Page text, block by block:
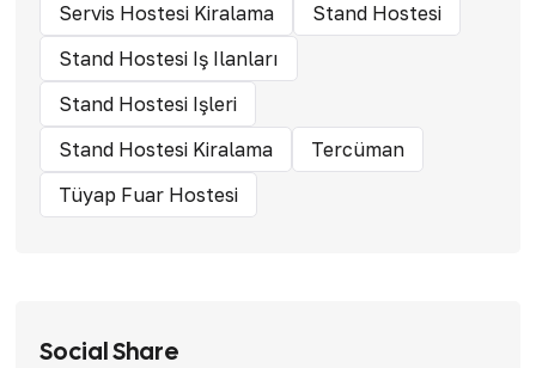
Servis Hostesi Kiralama
Stand Hostesi
Stand Hostesi Iş Ilanları
Stand Hostesi Işleri
Stand Hostesi Kiralama
Tercüman
Tüyap Fuar Hostesi
Social Share